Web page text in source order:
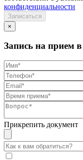
конфиденциальности
×
Запись на прием
Прикрепить документ